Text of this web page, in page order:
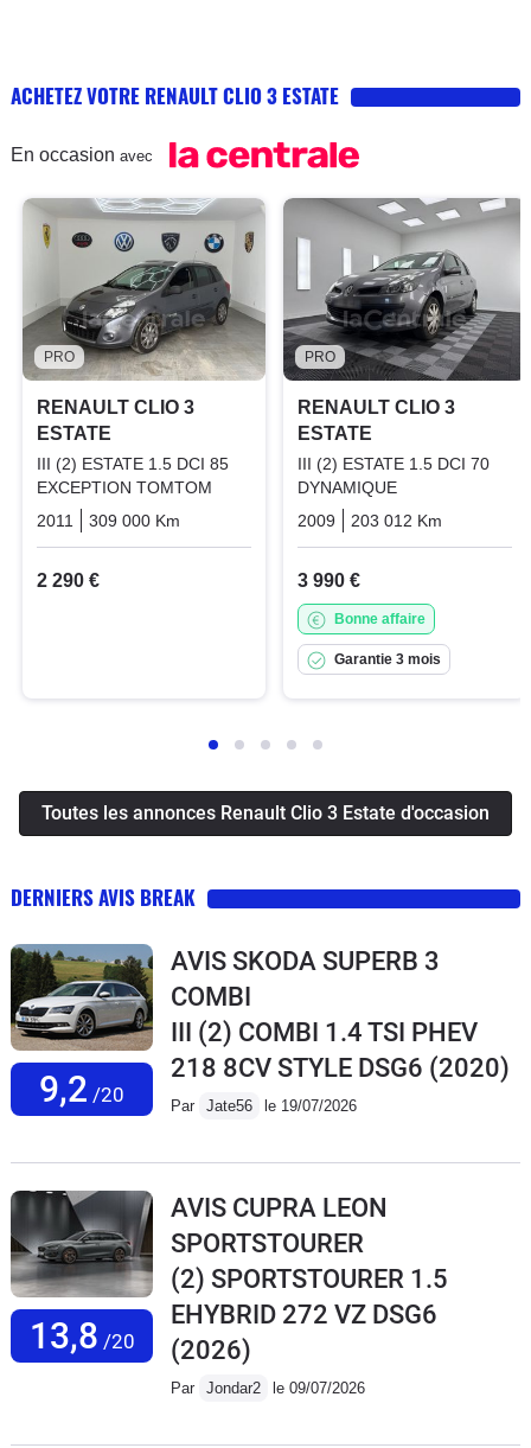
ACHETEZ VOTRE RENAULT CLIO 3 ESTATE
En occasion avec
PRO
RENAULT CLIO 3
ESTATE
III (2) ESTATE 1.5 DCI 85
EXCEPTION TOMTOM
2011
309 000 Km Diesel
2 290 €
PRO
RENAULT CLIO 3
ESTATE
III (2) ESTATE 1.5 DCI 70
DYNAMIQUE
2009
203 012 Km
3 990 €
Bonne affaire
Garantie 3 mois
Toutes les annonces Renault Clio 3 Estate d'occasion
DERNIERS AVIS BREAK
9,2 /20
AVIS SKODA SUPERB 3
COMBI
III (2) COMBI 1.4 TSI PHEV
218 8CV STYLE DSG6 (2020)
Par Jate56 le 19/07/2026
13,8 /20
AVIS CUPRA LEON
SPORTSTOURER
(2) SPORTSTOURER 1.5
EHYBRID 272 VZ DSG6
(2026)
Par Jondar2 le 09/07/2026